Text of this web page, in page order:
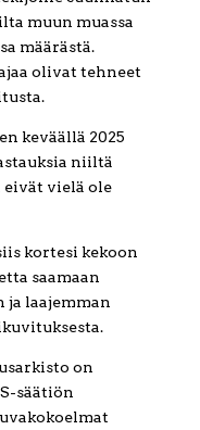
muun muassa
määrästä.
olivat tehneet
keväällä 2025
niiltä
vielä ole
kortesi kekoon
saamaan
ja laajemman
on
säätiön